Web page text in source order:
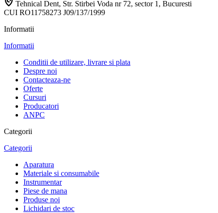
Tehnical Dent, Str. Stirbei Voda nr 72, sector 1, Bucuresti
CUI RO11758273 J09/137/1999
Informatii
Informatii
Conditii de utilizare, livrare si plata
Despre noi
Contacteaza-ne
Oferte
Cursuri
Producatori
ANPC
Categorii
Categorii
Aparatura
Materiale si consumabile
Instrumentar
Piese de mana
Produse noi
Lichidari de stoc